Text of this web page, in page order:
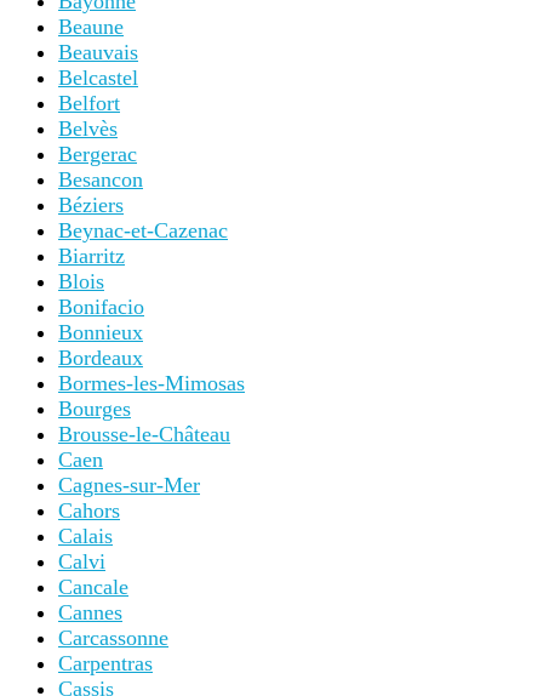
Beaune
Beauvais
Belcastel
Belfort
Belvès
Bergerac
Besancon
Béziers
Beynac-et-Cazenac
Biarritz
Blois
Bonifacio
Bonnieux
Bordeaux
Bormes-les-Mimosas
Bourges
Brousse-le-Château
Caen
Cagnes-sur-Mer
Cahors
Calais
Calvi
Cancale
Cannes
Carcassonne
Carpentras
Cassis